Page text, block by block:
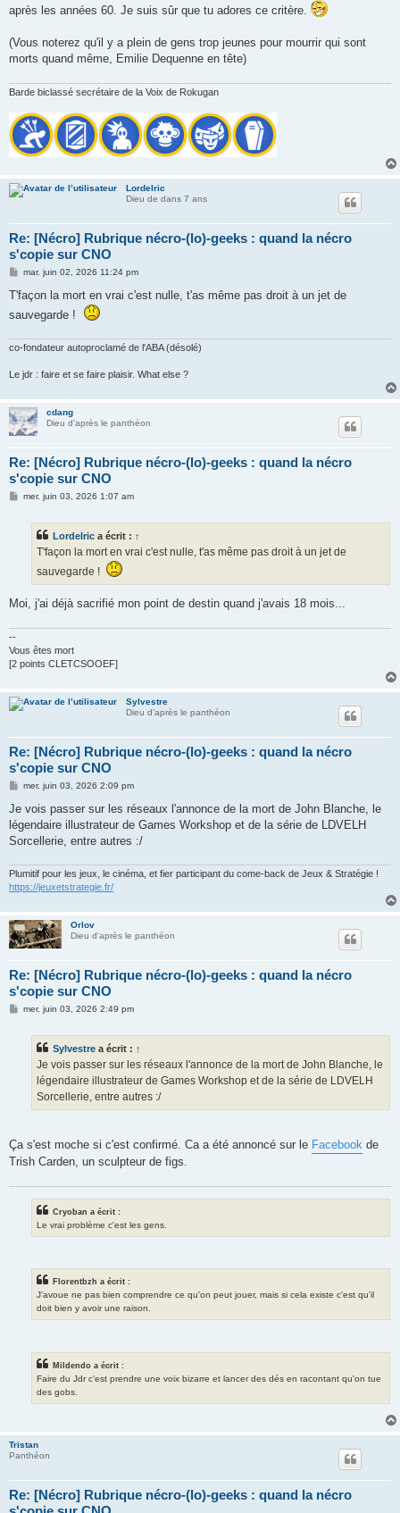
après les années 60. Je suis sûr que tu adores ce critère.
(Vous noterez qu'il y a plein de gens trop jeunes pour mourrir qui sont
morts quand même, Emilie Dequenne en tête)
Barde biclassé secrétaire de la Voix de Rokugan
Lordelric
Dieu de dans 7 ans
Re: [Nécro] Rubrique nécro-(lo)-geeks : quand la nécro
s'copie sur CNO
M
s
a
mar. juin 02, 2026 11:24 pm
T'façon la mort en vrai c'est nulle, t'as même pas droit à un jet de
sauvegarde !
co-fondateur autoproclamé de l'ABA (désolé)
Le jdr : faire et se faire plaisir. What else ?
cdang
Dieu d'après le panthéon
Re: [Nécro] Rubrique nécro-(lo)-geeks : quand la nécro
s'copie sur CNO
Mmer. juin 03, 2026 1:07 am
Lordelric a écrit : ↑
T'façon la mort en vrai c'est nulle, t'as même pas droit à un jet de
sauvegarde !
Moi, j'ai déjà sacrifié mon point de destin quand j'avais 18 mois...
--
Vous êtes mort
[2 points CLETCSOOEF]
Sylvestre
Dieu d'après le panthéon
Re: [Nécro] Rubrique nécro-(lo)-geeks : quand la nécro
s'copie sur CNO
M
s
a
g
mer. juin 03, 2026 2:09 pm
Je vois passer sur les réseaux l'annonce de la mort de John Blanche, le
légendaire illustrateur de Games Workshop et de la série de LDVELH
Sorcellerie, entre autres :/
Plumitif pour les jeux, le cinéma, et fier participant du come-back de Jeux & Stratégie !
https://jeuxetstrategie.fr/
Orlov
Dieu d'après le panthéon
Re: [Nécro] Rubrique nécro-(lo)-geeks : quand la nécro
s'copie sur CNO
Mmer. juin 03, 2026 2:49 pm
Sylvestre a écrit : ↑
Je vois passer sur les réseaux l'annonce de la mort de John Blanche, le
légendaire illustrateur de Games Workshop et de la série de LDVELH
Sorcellerie, entre autres :/
Ça s'est moche si c'est confirmé. Ca a été annoncé sur le Facebook de
Trish Carden, un sculpteur de figs.
Cryoban a écrit :
Le vrai problème c'est les gens.
Florentbzh a écrit :
J'avoue ne pas bien comprendre ce qu'on peut jouer, mais si cela existe c'est qu'il
doit bien y avoir une raison.
Mildendo a écrit :
Faire du Jdr c'est prendre une voix bizarre et lancer des dés en racontant qu'on tue
des gobs.
Tristan
Panthéon
Re: [Nécro] Rubrique nécro-(lo)-geeks : quand la nécro